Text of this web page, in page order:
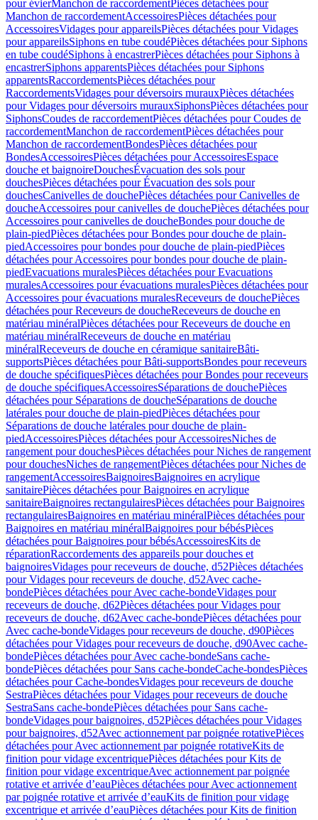
pour évierManchon de raccordementPièces détachées pour
Manchon de raccordementAccessoiresPièces détachées pour
AccessoiresVidages pour appareilsPièces détachées pour Vidages
pour appareilsSiphons en tube coudéPièces détachées pour Siphons
en tube coudéSiphons à encastrerPièces détachées pour Siphons à
encastrerSiphons apparentsPièces détachées pour Siphons
apparentsRaccordementsPièces détachées pour
RaccordementsVidages pour déversoirs murauxPièces détachées
pour Vidages pour déversoirs murauxSiphonsPièces détachées pour
SiphonsCoudes de raccordementPièces détachées pour Coudes de
raccordementManchon de raccordementPièces détachées pour
Manchon de raccordementBondesPièces détachées pour
BondesAccessoiresPièces détachées pour AccessoiresEspace
douche et baignoireDouchesÉvacuation des sols pour
douchesPièces détachées pour Évacuation des sols pour
douchesCanivelles de douchePièces détachées pour Canivelles de
doucheAccessoires pour canivelles de douchePièces détachées pour
Accessoires pour canivelles de doucheBondes pour douche de
plain-piedPièces détachées pour Bondes pour douche de plain-
piedAccessoires pour bondes pour douche de plain-piedPièces
détachées pour Accessoires pour bondes pour douche de plain-
piedEvacuations muralesPièces détachées pour Evacuations
muralesAccessoires pour évacuations muralesPièces détachées pour
Accessoires pour évacuations muralesReceveurs de douchePièces
détachées pour Receveurs de doucheReceveurs de douche en
matériau minéralPièces détachées pour Receveurs de douche en
matériau minéralReceveurs de douche en matériau
minéralReceveurs de douche en céramique sanitaireBâti-
supportsPièces détachées pour Bâti-supportsBondes pour receveurs
de douche spécifiquesPièces détachées pour Bondes pour receveurs
de douche spécifiquesAccessoiresSéparations de douchePièces
détachées pour Séparations de doucheSéparations de douche
latérales pour douche de plain-piedPièces détachées pour
Séparations de douche latérales pour douche de plain-
piedAccessoiresPièces détachées pour AccessoiresNiches de
rangement pour douchesPièces détachées pour Niches de rangement
pour douchesNiches de rangementPièces détachées pour Niches de
rangementAccessoiresBaignoiresBaignoires en acrylique
sanitairePièces détachées pour Baignoires en acrylique
sanitaireBaignoires rectangulairesPièces détachées pour Baignoires
rectangulairesBaignoires en matériau minéralPièces détachées pour
Baignoires en matériau minéralBaignoires pour bébésPièces
détachées pour Baignoires pour bébésAccessoiresKits de
réparationRaccordements des appareils pour douches et
baignoiresVidages pour receveurs de douche, d52Pièces détachées
pour Vidages pour receveurs de douche, d52Avec cache-
bondePièces détachées pour Avec cache-bondeVidages pour
receveurs de douche, d62Pièces détachées pour Vidages pour
receveurs de douche, d62Avec cache-bondePièces détachées pour
Avec cache-bondeVidages pour receveurs de douche, d90Pièces
détachées pour Vidages pour receveurs de douche, d90Avec cache-
bondePièces détachées pour Avec cache-bondeSans cache-
bondePièces détachées pour Sans cache-bondeCache-bondesPièces
détachées pour Cache-bondesVidages pour receveurs de douche
SestraPièces détachées pour Vidages pour receveurs de douche
SestraSans cache-bondePièces détachées pour Sans cache-
bondeVidages pour baignoires, d52Pièces détachées pour Vidages
pour baignoires, d52Avec actionnement par poignée rotativePièces
détachées pour Avec actionnement par poignée rotativeKits de
finition pour vidage excentriquePièces détachées pour Kits de
finition pour vidage excentriqueAvec actionnement par poignée
rotative et arrivée d’eauPièces détachées pour Avec actionnement
par poignée rotative et arrivée d’eauKits de finition pour vidage
excentrique et arrivée d’eauPièces détachées pour Kits de finition